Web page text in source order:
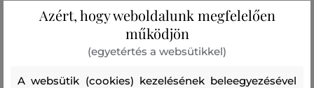
felső anyag
14 %
Azért, hogy weboldalunk megfelelően
működjön
(egyetértés a websütikkel)
A websütik (cookies) kezelésének beleegyezésével